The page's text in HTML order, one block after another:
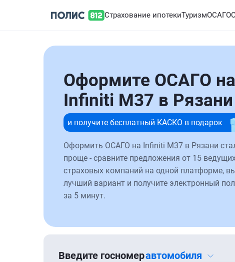
Страхование ипотекиТуризмОСАГО
Оформите ОСАГО на
Infiniti M37 в Рязани
и получите бесплатный КАСКО в подарок
Оформить ОСАГО на Infiniti M37 в Рязани
проще - сравните предложения от 15
страховых компаний на одной платформе,
лучший вариант и получите электронный
за 5 минут.
Введите госномеравтомобиля